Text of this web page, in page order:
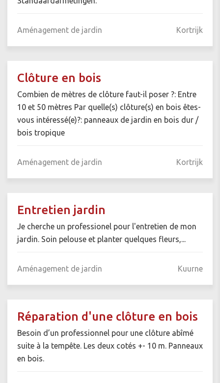
Aménagement de jardin Kortrijk
Clôture en bois
Combien de mètres de clôture faut-il poser ?: Entre
10 et 50 mètres Par quelle(s) clôture(s) en bois êtes-
vous intéressé(e)?: panneaux de jardin en bois dur /
bois tropique
Aménagement de jardin Kortrijk
Entretien jardin
Je cherche un professionel pour l'entretien de mon
jardin. Soin pelouse et planter quelques fleurs,...
Aménagement de jardin Kuurne
Réparation d'une clôture en bois
Besoin d’un professionnel pour une clôture abîmé
suite à la tempête. Les deux cotés +- 10 m. Panneaux
en bois.